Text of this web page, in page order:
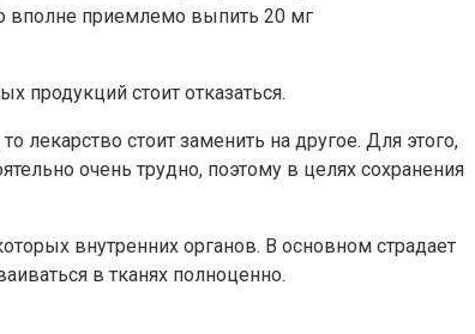
вполне приемлемо выпить 20 мг
продукций стоит отказаться.
лекарство стоит заменить на другое. Для этого,
очень трудно, поэтому в целях сохранения
внутренних органов. В основном страдает
в тканях полноценно.